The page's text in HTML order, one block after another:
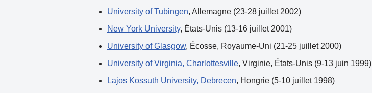
University ofTubingen, Allemagne (23-28 juillet 2002)
New York University, États-Unis (13-16 juillet 2001)
Universityof Glasgow, Écosse, Royaume-Uni (21-25 juillet 2000)
University of Virginia, Charlottesville, Virginie, États-Unis (9-13 juin 1999)
Lajos Kossuth University, Debrecen, Hongrie (5-10 juillet 1998)